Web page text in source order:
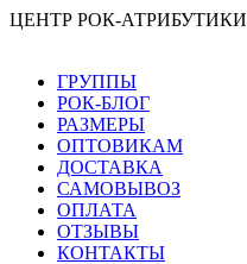
ЦЕНТР РОК-АТРИБУТИКИ
ГРУППЫ
РОК-БЛОГ
РАЗМЕРЫ
ОПТОВИКАМ
ДОСТАВКА
САМОВЫВОЗ
ОПЛАТА
ОТЗЫВЫ
КОНТАКТЫ